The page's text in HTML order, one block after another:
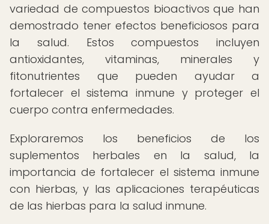
variedad de compuestos bioactivos que han
demostrado tener efectos beneficiosos para
la salud. Estos compuestos incluyen
antioxidantes, vitaminas, minerales y
fitonutrientes que pueden ayudar a
fortalecer el sistema inmune y proteger el
cuerpo contra enfermedades.
Exploraremos los beneficios de los
suplementos herbales en la salud, la
importancia de fortalecer el sistema inmune
con hierbas, y las aplicaciones terapéuticas
de las hierbas para la salud inmune.